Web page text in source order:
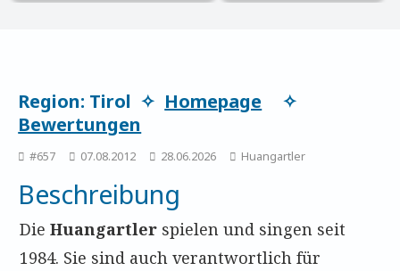
Region: Tirol ✧ Homepage
✧
Bewertungen
#657 07.08.2012 28.06.2026 Huangartler
Beschreibung
DieHuangartler spielen und singen seit
1984. Sie sind auch verantwortlich für